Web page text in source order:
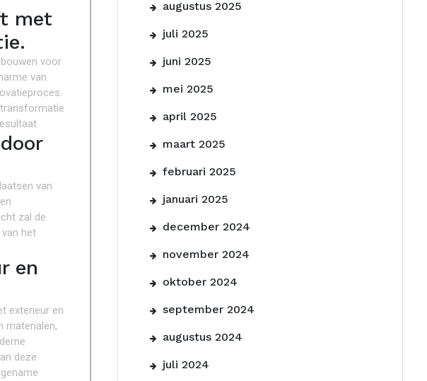
met
voor
van
van
zal de
het
en
exterieur en
materialen,
deze
augustus 2025
juli 2025
juni 2025
mei 2025
april 2025
maart 2025
februari 2025
januari 2025
december 2024
november 2024
oktober 2024
september 2024
augustus 2024
juli 2024